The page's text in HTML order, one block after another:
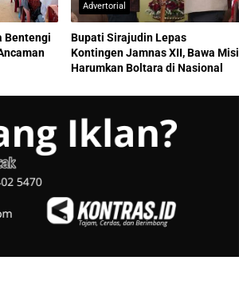
Bentengi
Advertorial
Bupati Sirajudin Lepas
Kontingen Jamnas XII, Bawa Misi
Harumkan Boltara di Nasional